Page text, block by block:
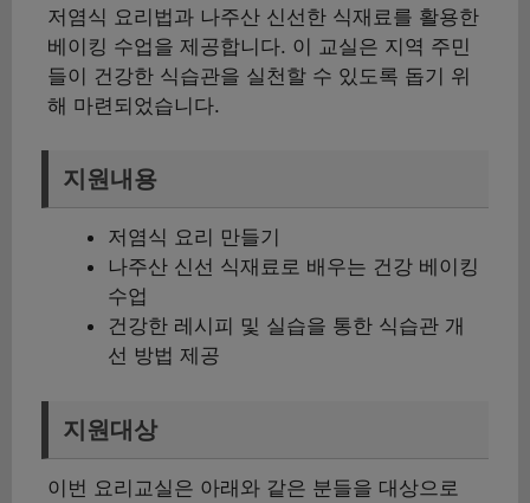
저염식 요리법과 나주산 신선한 식재료를 활용한
베이킹 수업을 제공합니다. 이 교실은 지역 주민
들이 건강한 식습관을 실천할 수 있도록 돕기 위
해 마련되었습니다.
지원내용
저염식 요리 만들기
나주산 신선 식재료로 배우는 건강 베이킹
수업
건강한 레시피 및 실습을 통한 식습관 개
선 방법 제공
지원대상
이번 요리교실은 아래와 같은 분들을 대상으로